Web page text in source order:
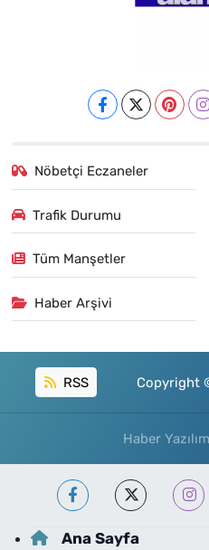
Nöbetçi Eczaneler
Trafik Durumu
Tüm Manşetler
Haber Arşivi
RSS Copyright
Haber
Ana Sayfa